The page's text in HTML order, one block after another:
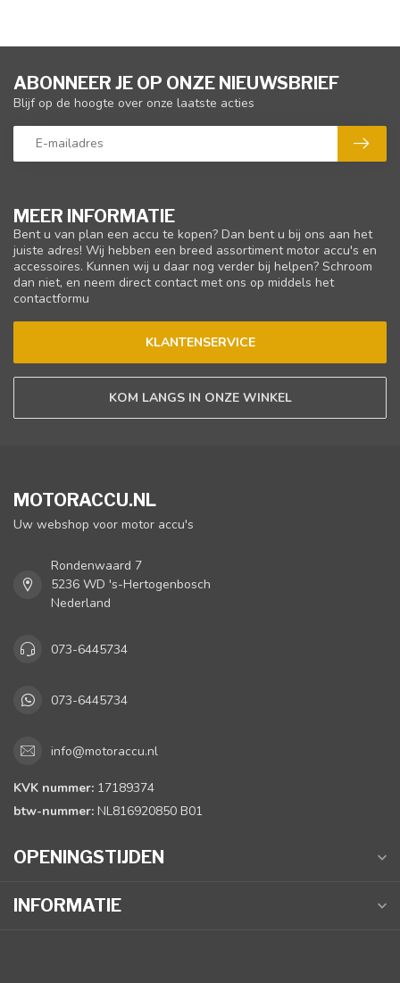
MEER INFORMATIE
Bent u van plan een accu te kopen? Dan bent u bij ons aan het
juiste adres! Wij hebben een breed assortiment motor accu's en
accessoires. Kunnen wij u daar nog verder bij helpen? Schroom
dan niet, en neem direct contact met ons op middels het
contactformu
KLANTENSERVICE
KOM LANGS IN ONZE WINKEL
ABONNEER JE OP ONZE NIEUWSBRIEF
Blijf op de hoogte over onze laatste acties
MOTORACCU.NL
Uw webshop voor motor accu's
Rondenwaard 7
5236 WD 's-Hertogenbosch
Nederland
073-6445734
073-6445734
info@motoraccu.nl
KVK nummer: 17189374
btw-nummer: NL816920850 B01
OPENINGSTIJDEN
INFORMATIE